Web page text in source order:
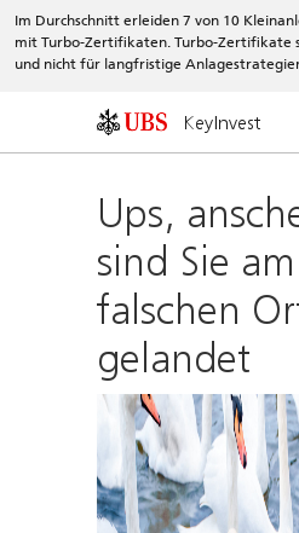
Im Durchschnitt erleiden 7 von 10
mit Turbo-Zertifikaten. Turbo-Zertifikate
und nicht für langfristige
KeyInvest
Ups,
sind Sie am
falschen
gelandet